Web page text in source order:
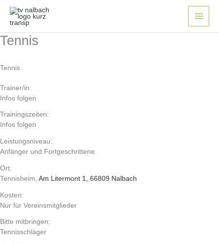
Zum
Tennis
Tennis
Trainer/in:
Infos folgen
Trainingszeiten:
Infos folgen
Leistungsniveau:
Anfänger und Fortgeschrittene
Ort:
Tennisheim, Am Litermont 1, 66809 Nalbach
Kosten:
Nur für Vereinsmitglieder
Bitte mitbringen:
Tennisschläger